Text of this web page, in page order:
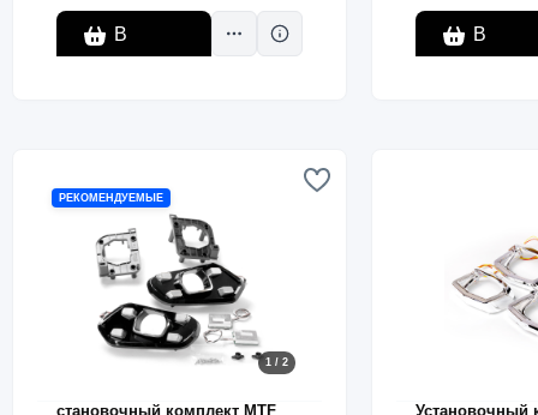
В
В
РЕКОМЕНДУЕМЫЕ
1 / 2
становочный комплект MTF
Установочный